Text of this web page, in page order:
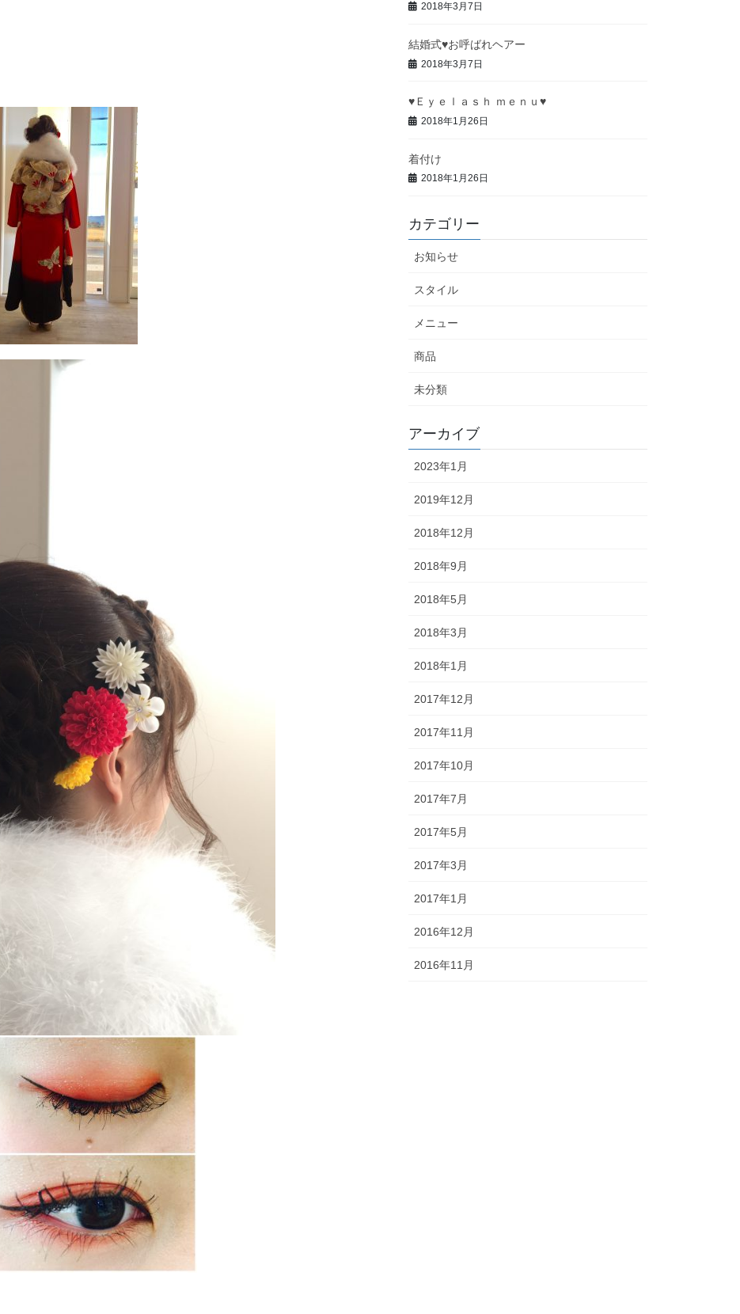
2018年3月7日
結婚式♥お呼ばれヘアー
2018年3月7日
♥Ｅｙｅｌａｓｈ ｍｅｎｕ♥
2018年1月26日
着付け
2018年1月26日
カテゴリー
お知らせ
スタイル
メニュー
商品
未分類
アーカイブ
2023年1月
2019年12月
2018年12月
2018年9月
2018年5月
2018年3月
2018年1月
2017年12月
2017年11月
2017年10月
2017年7月
2017年5月
2017年3月
2017年1月
2016年12月
2016年11月